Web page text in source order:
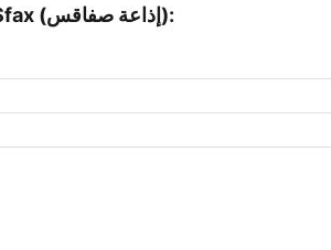
Frequenzen Radio Sfax (إذاعة صفاقس):